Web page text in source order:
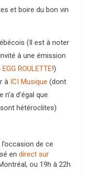
et boire du bon vin
(Il est à noter
à une émission
EGG ROULETTE!)
à ICI Musique (dont
d’égal que
hétéroclites)
de ce
en direct sur
ou 19h à 22h